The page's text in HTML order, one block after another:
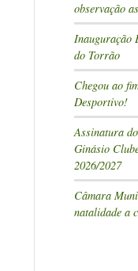
observação
Inauguração
do Torrão
Chegou ao
Desportivo!
Assinatura
Ginásio
2026/2027
Câmara
natalidade a